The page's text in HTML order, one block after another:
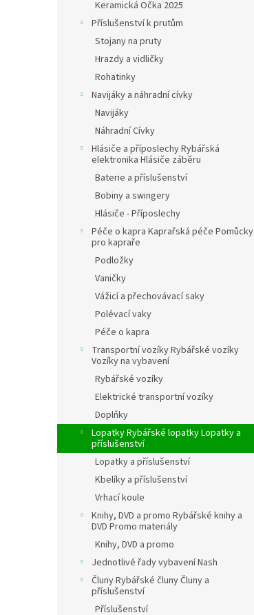
Keramická Očka 2025
Příslušenství k prutům
Stojany na pruty
Hrazdy a vidličky
Rohatinky
Navijáky a náhradní cívky
Navijáky
Náhradní Cívky
Hlásiče a příposlechy Rybářská
elektronika Hlásiče záběru
Baterie a příslušenství
Bobiny a swingery
Hlásiče - Příposlechy
Péče o kapra Kaprařská péče Pomůcky
pro kapraře
Podložky
Vaničky
Vážicí a přechovávací saky
Polévací vaky
Péče o kapra
Transportní vozíky Rybářské vozíky
Vozíky na vybavení
Rybářské vozíky
Elektrické transportní vozíky
Doplňky
Lopatky Rybářské lopatky Lopatky a
příslušenství
Lopatky a příslušenství
Kbelíky a příslušenství
Vrhací koule
Knihy, DVD a promo Rybářské knihy a
DVD Promo materiály
Knihy, DVD a promo
Jednotlivé řady vybavení Nash
Čluny Rybářské čluny Čluny a
příslušenství
Příslušenství